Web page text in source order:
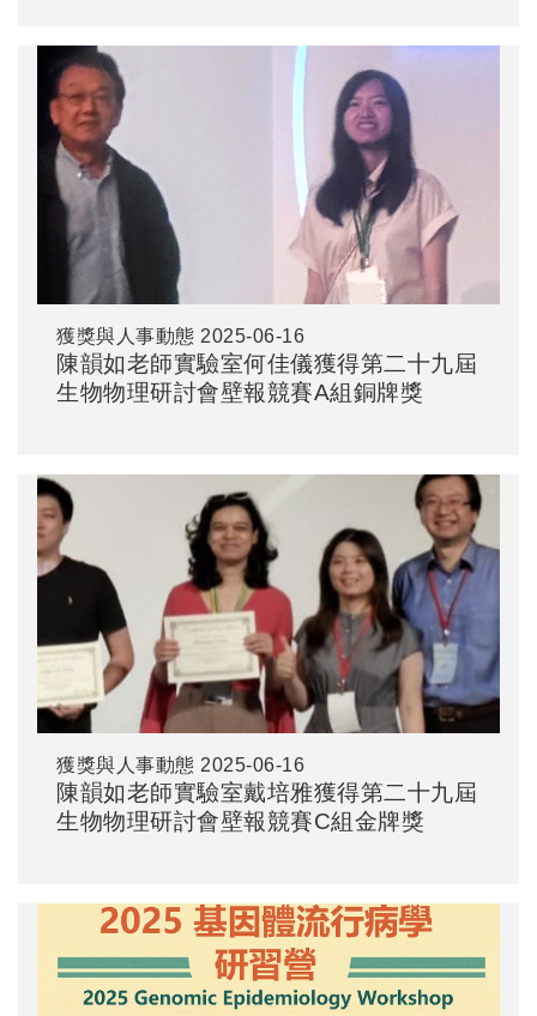
獲獎與人事動態 2025-06-16
陳韻如老師實驗室何佳儀獲得第二十九屆
生物物理研討會壁報競賽A組銅牌獎
獲獎與人事動態 2025-06-16
陳韻如老師實驗室戴培雅獲得第二十九屆
生物物理研討會壁報競賽C組金牌獎